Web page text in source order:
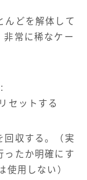
どを解体して
非常に稀なケー
セットする
回収する。（実
ったか明確にす
使用しない）